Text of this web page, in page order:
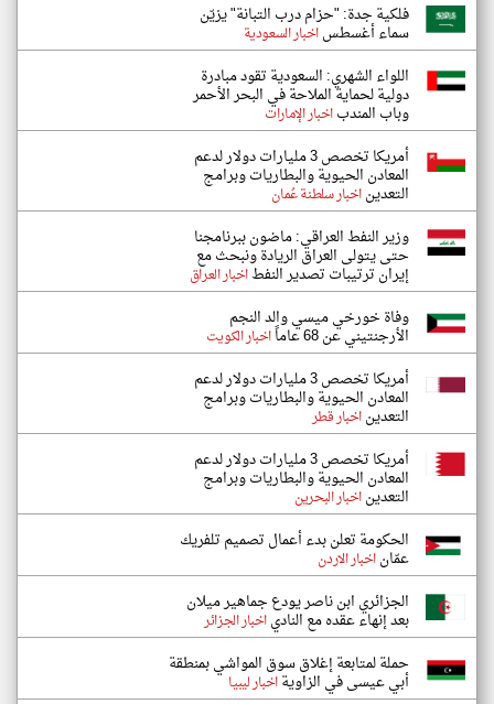
فلكية جدة: "حزام درب التبانة" يزيّن
سماء أغسطساخبار السعودية
اللواء الشهري: السعودية تقود مبادرة
دولية لحماية الملاحة في البحر الأحمر
وباب المندباخبار الإمارات
أمريكا تخصص 3 مليارات دولار لدعم
المعادن الحيوية والبطاريات وبرامج
التعديناخبار سلطنة عُمان
وزير النفط العراقي: ماضون ببرنامجنا
حتى يتولى العراق الريادة ونبحث مع
إيران ترتيبات تصدير النفطاخبار العراق
وفاة خورخي ميسي والد النجم
الأرجنتيني عن 68 عاماً اخبار الكويت
أمريكا تخصص 3 مليارات دولار لدعم
المعادن الحيوية والبطاريات وبرامج
التعديناخبار قطر
أمريكا تخصص 3 مليارات دولار لدعم
المعادن الحيوية والبطاريات وبرامج
التعديناخبار البحرين
الحكومة تعلن بدء أعمال تصميم تلفريك
عمّاناخبار الاردن
الجزائري ابن ناصر يودع جماهير ميلان
بعد إنهاء عقده مع النادياخبار الجزائر
حملة لمتابعة إغلاق سوق المواشي بمنطقة
أبي عيسى في الزاويةاخبار ليبيا